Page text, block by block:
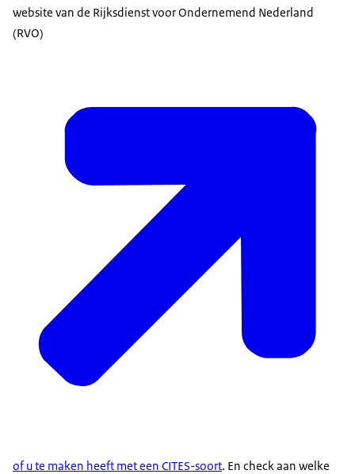
website van de Rijksdienst voor Ondernemend Nederland
(RVO)
of u te maken heeft met een CITES-soort. En check aan welke